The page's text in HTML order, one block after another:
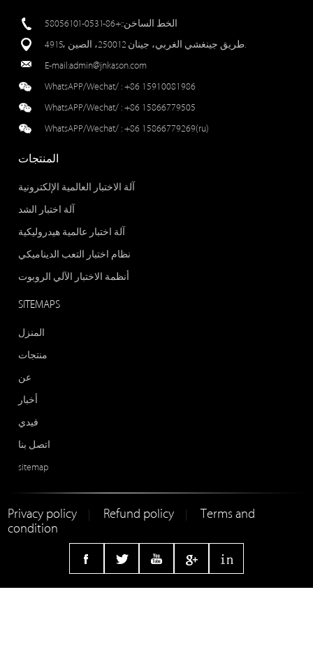
الخط الساخن::+86-0531-58056101
E-mail:admin@jnkason.com
WhatsAPP/Wechat/ :+86 15910081986
WhatsAPP/Wechat/ :+86 15866779505
WhatsAPP/Wechat/ :+86 15866779269(ru)
المنتجات
آلة الاختبار العالمية الإلكترونية
آلة اختبار الشد
آلة اختبار عالمية هيدروليكية
نظام اختبار التعب الديناميكي
أنظمة الاختبار الآلي الروبوت
SITEMAPS
المنزل
منتجات
عن
أخبار
فيدي
اتصل بنا
sitemap
Privacy policy Refund policy
Terms and
condition